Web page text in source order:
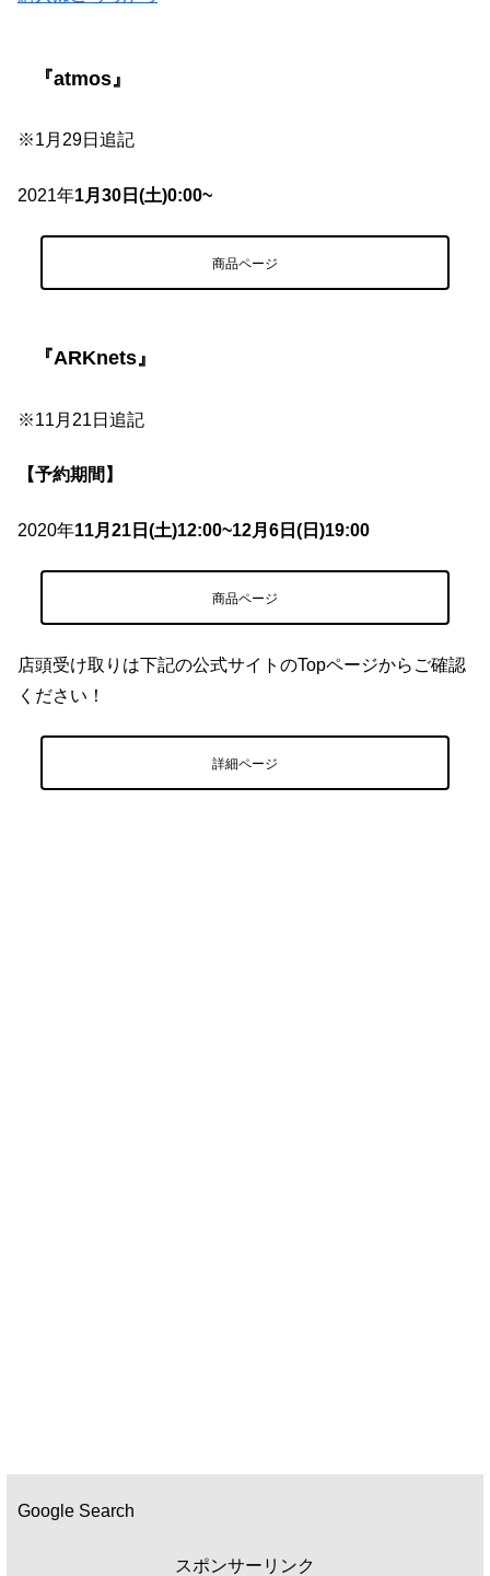
『atmos』
※1月29日追記
2021年1月30日(土)0:00~
商品ページ
『ARKnets』
※11月21日追記
【予約期間】
2020年11月21日(土)12:00~12月6日(日)19:00
商品ページ
店頭受け取りは下記の公式サイトのTopページからご確認
ください！
詳細ページ
Google Search
スポンサーリンク